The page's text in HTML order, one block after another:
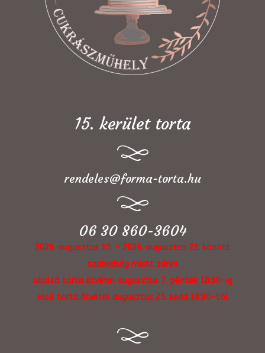
15. kerület torta
rendeles@forma-torta.hu
06 30 860-3604
2026. augusztus 10. - 2026. augusztus 22. között
szabadság miatt zárva
utolsó torta átvétel augusztus 7. péntek 18:30-ig
első torta átvétel augusztus 25. kedd 16:30-tól